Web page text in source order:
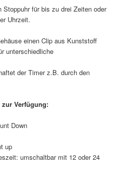
für bis zu drei Zeiten oder
Uhrzeit.
einen Clip aus Kunststoff
unterschiedliche
der Timer z.B. durch den
Verfügung:
Down
up
umschaltbar mit 12 oder 24